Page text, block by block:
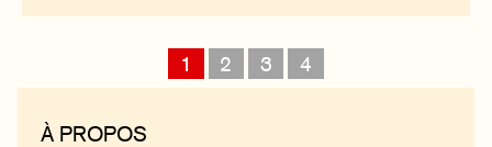
1 2 3 4
À PROPOS